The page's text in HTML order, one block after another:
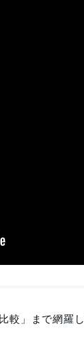
較」まで網羅